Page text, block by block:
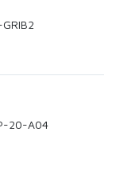
GRIB2
20-A04